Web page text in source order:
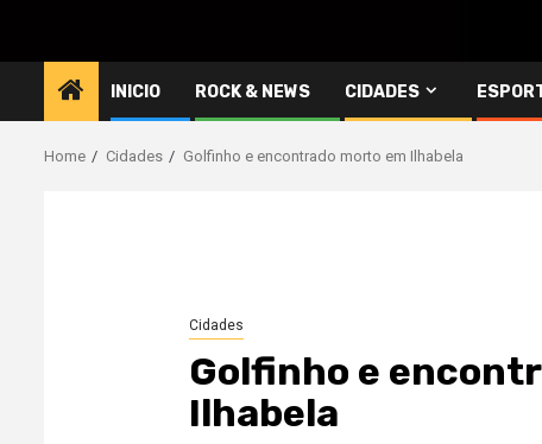
INICIO ROCK & NEWS CIDADES
Home Cidades Golfinho e encontrado morto em Ilhabela
Cidades
Golfinho e
Ilhabela